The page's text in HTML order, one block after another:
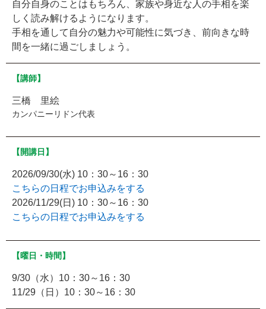
自分自身のことはもちろん、家族や身近な人の手相を楽
しく読み解けるようになります。
手相を通して自分の魅力や可能性に気づき、前向きな時
間を一緒に過ごしましょう。
【講師】
三橋 里絵
カンパニーリドン代表
【開講日】
2026/09/30(水) 10：30～16：30
こちらの日程でお申込みをする
2026/11/29(日) 10：30～16：30
こちらの日程でお申込みをする
【曜日・時間】
9/30（水）10：30～16：30
11/29（日）10：30～16：30